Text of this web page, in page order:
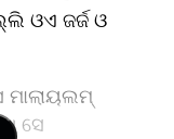
ଓଏ ଜର୍ଜ ଓ
ସେ